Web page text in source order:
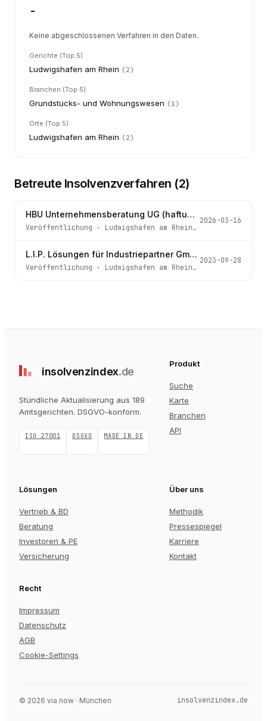
-
Keine abgeschlossenen Verfahren in den Daten.
Gerichte (Top 5)
Ludwigshafen am Rhein (2)
Branchen (Top 5)
Grundstücks- und Wohnungswesen (1)
Orte (Top 5)
Ludwigshafen am Rhein (2)
Betreute Insolvenzverfahren (2)
HBU Unternehmensberatung UG (haftungsbeschränkt) & Co. KG
Veröffentlichung · Ludwigshafen am Rhein· Az.
2026-03-16
L.I.P. Lösungen für Industriepartner GmbH
Veröffentlichung · Ludwigshafen am Rhein· Az.
2023-09-28
insolvenzindex.de
Stündliche Aktualisierung aus 189
Amtsgerichten. DSGVO-konform.
ISO 27001 DSGVO MADE IN DE
Produkt
Suche
Karte
Branchen
API
Lösungen
Vertrieb & BD
Beratung
Investoren & PE
Versicherung
Über uns
Methodik
Pressespiegel
Karriere
Kontakt
Recht
Impressum
Datenschutz
AGB
Cookie-Settings
© 2026 via now · München insolvenzindex.de